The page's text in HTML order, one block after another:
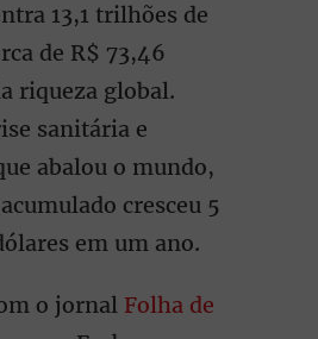
13,1 trilhões de
de R$ 73,46
riqueza global.
sanitária e
abalou o mundo,
cresceu 5
em um ano.
o jornal Folha de